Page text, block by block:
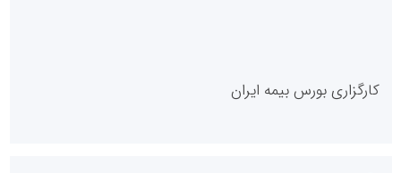
کارگزاری بورس بیمه ایران